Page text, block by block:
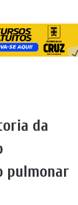
da
pulmonar